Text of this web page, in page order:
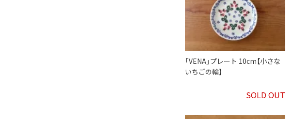
「VENA」プレート 10cm【小さな
いちごの輪】
SOLD OUT